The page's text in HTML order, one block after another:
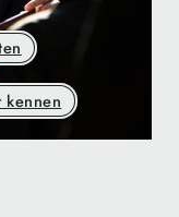
kennen